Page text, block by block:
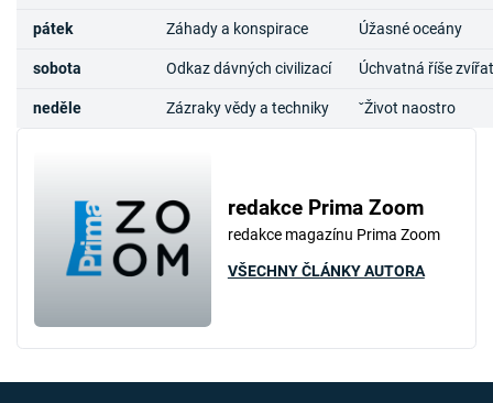
pátek Záhady a konspirace Úžasné oceány
sobota Odkaz dávných civilizací Úchvatná říše zvířat
neděle Zázraky vědy a techniky ˇŽivot naostro
redakce Prima Zoom
redakce magazínu Prima Zoom
VŠECHNY ČLÁNKY AUTORA